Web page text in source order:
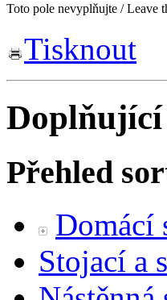
Toto pole nevyplňujte / Leave
Tisknout
Doplňující
Přehled
Domácí
Stojací a